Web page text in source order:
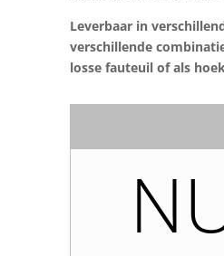
Leverbaar in
verschillende
losse fauteuil of als